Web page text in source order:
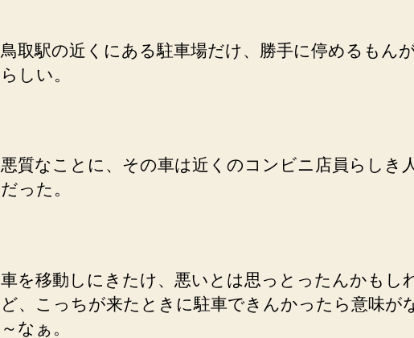
鳥取駅の近くにある駐車場だけ、勝手に停めるもん
らしい。
悪質なことに、その車は近くのコンビニ店員らしき
だった。
車を移動しにきたけ、悪いとは思っとったんかもし
ど、こっちが来たときに駐車できんかったら意味が
～なぁ。